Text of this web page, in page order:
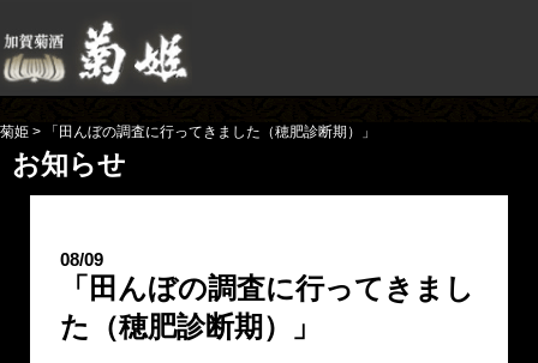
菊姫 > 「田んぼの調査に行ってきました（穂肥診断期）」
お知らせ
08/09
「田んぼの調査に行ってきまし
た（穂肥診断期）」